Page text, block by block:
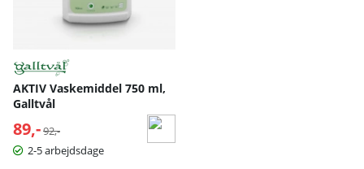
AKTIV Vaskemiddel 750 ml,
Galltvål
89,- Normalpris:
92,-
2-5 arbejdsdage